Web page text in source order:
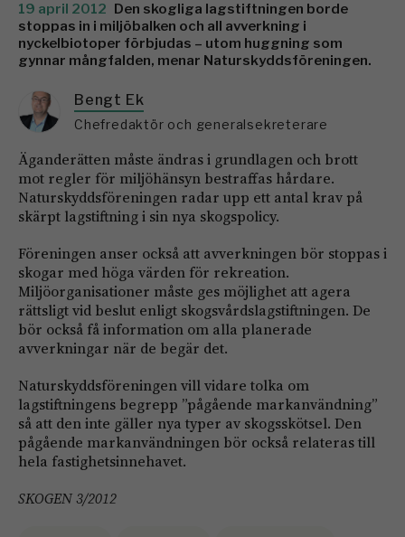
19 april 2012 Den skogliga lagstiftningen borde
stoppas in i miljöbalken och all avverkning i
nyckelbiotoper förbjudas ­– utom huggning som
gynnar mångfalden, menar Naturskyddsföreningen.
Bengt Ek
Chefredaktör och generalsekreterare
Äganderätten måste ändras i grundlagen och brott
mot regler för miljöhänsyn bestraffas hårdare.
Naturskyddsföreningen radar upp ett antal krav på
skärpt lagstiftning i sin nya skogspolicy.
Föreningen anser också att avverkningen bör stoppas i
skogar med höga värden för rekreation.
Miljöorganisationer måste ges möjlighet att agera
rättsligt vid beslut enligt skogsvårdslagstiftningen. De
bör också få information om alla planerade
avverkningar när de begär det.
Naturskyddsföreningen vill vidare tolka om
lagstiftningens begrepp ”pågående markanvändning”
så att den inte gäller nya typer av skogsskötsel. Den
pågående markanvändningen bör också relateras till
hela fastighetsinnehavet.
SKOGEN 3/2012